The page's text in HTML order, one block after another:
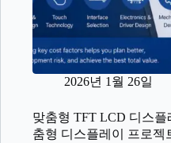
2026년 1월 26일
맞춤형 TFT LCD 디스
춤형 디스플레이 프로젝